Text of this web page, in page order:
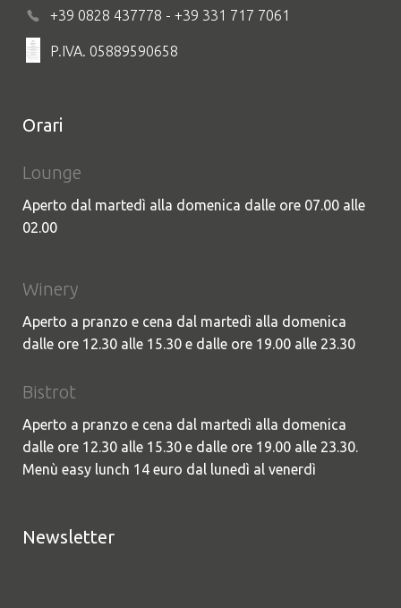
+39 0828 437778 - +39 331 717 7061
P.IVA. 05889590658
Orari
Lounge
Aperto dal martedì alla domenica dalle ore 07.00 alle
02.00
Winery
Aperto a pranzo e cena dal martedì alla domenica
dalle ore 12.30 alle 15.30 e dalle ore 19.00 alle 23.30
Bistrot
Aperto a pranzo e cena dal martedì alla domenica
dalle ore 12.30 alle 15.30 e dalle ore 19.00 alle 23.30.
Menù easy lunch 14 euro dal lunedì al venerdì
Newsletter